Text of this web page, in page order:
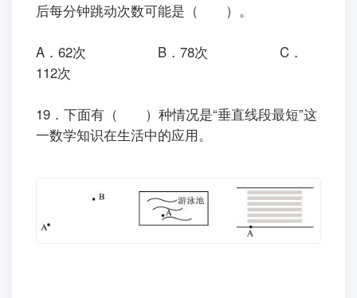
后每分钟跳动次数可能是（ ）。
A．62次 B．78次 C．
112次
19．下面有（ ）种情况是“垂直线段最短”这
一数学知识在生活中的应用。